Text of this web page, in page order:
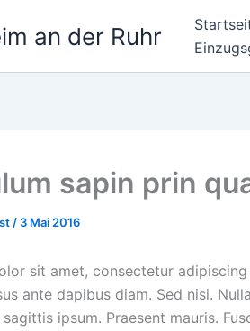
an der Ruhr
sapin prin
/ 3 Mai 2016
sit amet, consectetur
ante dapibus diam. Sed nisi.
ipsum. Praesent mauris.